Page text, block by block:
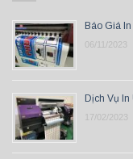
Báo Giá
06/11/2023
Dịch Vụ In
17/02/2023